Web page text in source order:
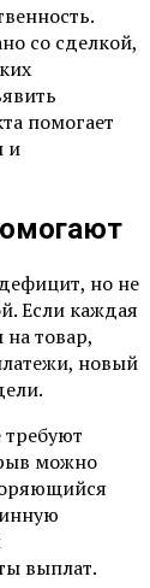
со сделкой,
помогает
и
но не
Если каждая
товар,
новый
можно
выплат.